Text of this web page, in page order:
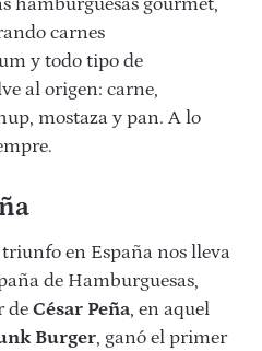
hamburguesas gourmet,
carnes
y todo tipo de
al origen: carne,
mostaza y pan. A lo
en España nos lleva
de Hamburguesas,
de César Peña, en aquel
Burger, ganó el primer